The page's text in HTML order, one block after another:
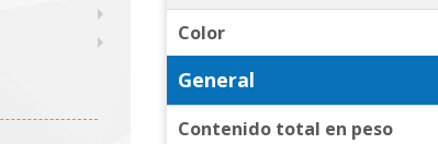
Color
General
Contenido total en peso